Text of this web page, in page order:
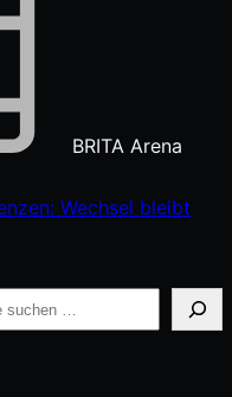
BRITA Arena
Wechsel bleibt